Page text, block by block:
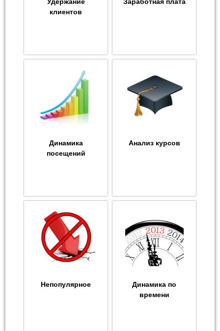
клиентов
Динамика
посещений
Анализ курсов
Непопулярное
Динамика по
времени